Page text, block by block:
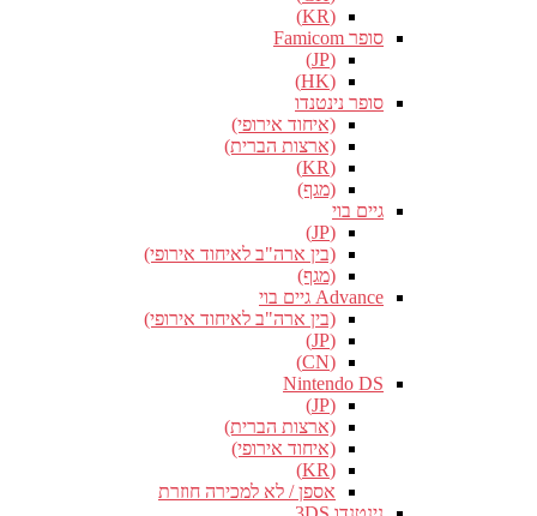
(KR)
סופר Famicom
(JP)
(HK)
סופר נינטנדו
(איחוד אירופי)
(ארצות הברית)
(KR)
(מגף)
גיים בוי
(JP)
(בין ארה"ב לאיחוד אירופי)
(מגף)
Advance גיים בוי
(בין ארה"ב לאיחוד אירופי)
(JP)
(CN)
Nintendo DS
(JP)
(ארצות הברית)
(איחוד אירופי)
(KR)
אספן / לא למכירה חוזרת